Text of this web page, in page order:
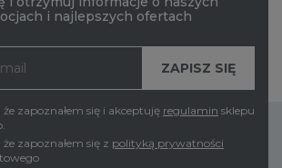
i najlepszych ofertach
zapoznałem się i akceptuję regulamin sklepu
zapoznałem się z polityką prywatności